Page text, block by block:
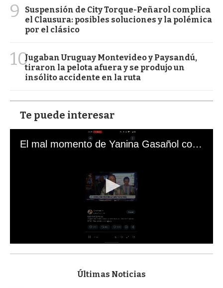
9
Suspensión de City Torque-Peñarol complica
el Clausura: posibles soluciones y la polémica
por el clásico
10Jugaban Uruguay Montevideo y Paysandú,
tiraron la pelota afuera y se produjo un
insólito accidente en la ruta
Te puede interesar
El mal momento de Yanina Gasañol con un hincha argentino en "Subrayado"
s
Últimas Noticias